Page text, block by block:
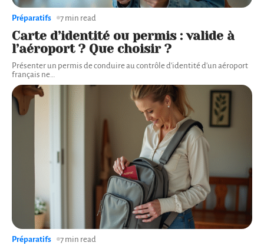
Carte d’identité ou permis : valide à
l’aéroport ? Que choisir ?
Présenter un permis de conduire au contrôle d'identité d'un aéroport
français ne
Préparatifs 7 min read
Préparatifs 7 min read